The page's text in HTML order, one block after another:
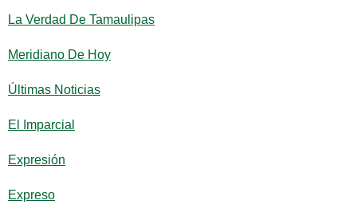
La Verdad De Tamaulipas
Meridiano De Hoy
Últimas Noticias
El Imparcial
Expresión
Expreso